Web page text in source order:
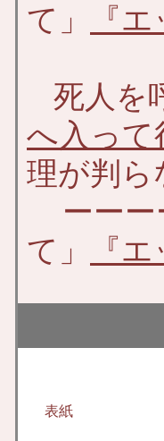
て」
『
死人を
へ入って
理が判ら
ーーー
て」
『
表紙